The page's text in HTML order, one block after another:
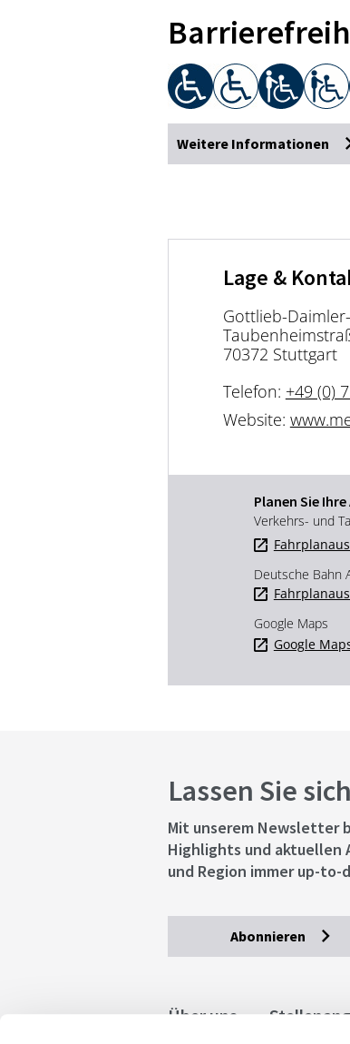
Weitere Informationen
Lage &
Gottlieb-
70372 Stuttgart
Telefon: +49 (0)
Website:
Planen Sie
Verkehrs- und
Deutsche Bahn
Google Maps
Google
Lassen Sie
Mit unserem Newsletter
Highlights und
und Region immer up-to-
Abonnieren
Über uns